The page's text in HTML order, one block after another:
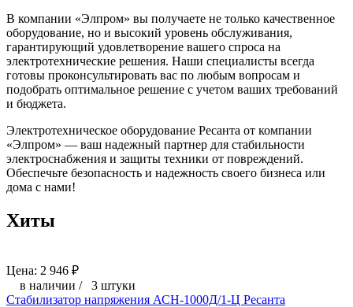
В компании «Элпром» вы получаете не только качественное
оборудование, но и высокий уровень обслуживания,
гарантирующий удовлетворение вашего спроса на
электротехнические решения. Наши специалисты всегда
готовы проконсультировать вас по любым вопросам и
подобрать оптимальное решение с учетом ваших требований
и бюджета.
Электротехническое оборудование Ресанта от компании
«Элпром» — ваш надежный партнер для стабильности
электроснабжения и защиты техники от повреждений.
Обеспечьте безопасность и надежность своего бизнеса или
дома с нами!
Хиты
Цена: 2 946 ₽
в наличии / 3 штуки
Стабилизатор напряжения АСН-1000Д/1-Ц Ресанта